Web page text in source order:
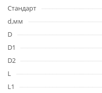
Стандарт
d,мм
D
D1
D2
L
L1